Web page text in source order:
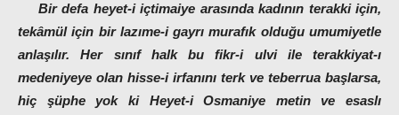
Bir defa heyet-i içtimaiye arasında kadının terakki için,
tekâmül için bir lazıme-i gayrı murafık olduğu umumiyetle
anlaşılır. Her sınıf halk bu fikr-i ulvi ile terakkiyat-ı
medeniyeye olan hisse-i irfanını terk ve teberrua başlarsa,
hiç şüphe yok ki Heyet-i Osmaniye metin ve esaslı